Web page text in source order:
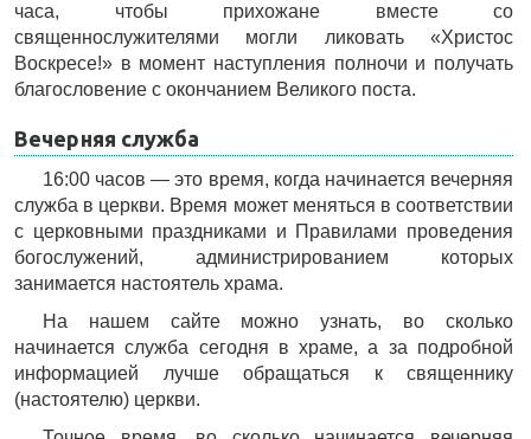
часа, чтобы прихожане вместе со
священнослужителями могли ликовать «Христос
Воскресе!» в момент наступления полночи и получать
благословение с окончанием Великого поста.
Вечерняя служба
16:00 часов — это время, когда начинается вечерняя
служба в церкви. Время может меняться в соответствии
с церковными праздниками и Правилами проведения
богослужений, администрированием которых
занимается настоятель храма.
На нашем сайте можно узнать, во сколько
начинается служба сегодня в храме, а за подробной
информацией лучше обращаться к священнику
(настоятелю) церкви.